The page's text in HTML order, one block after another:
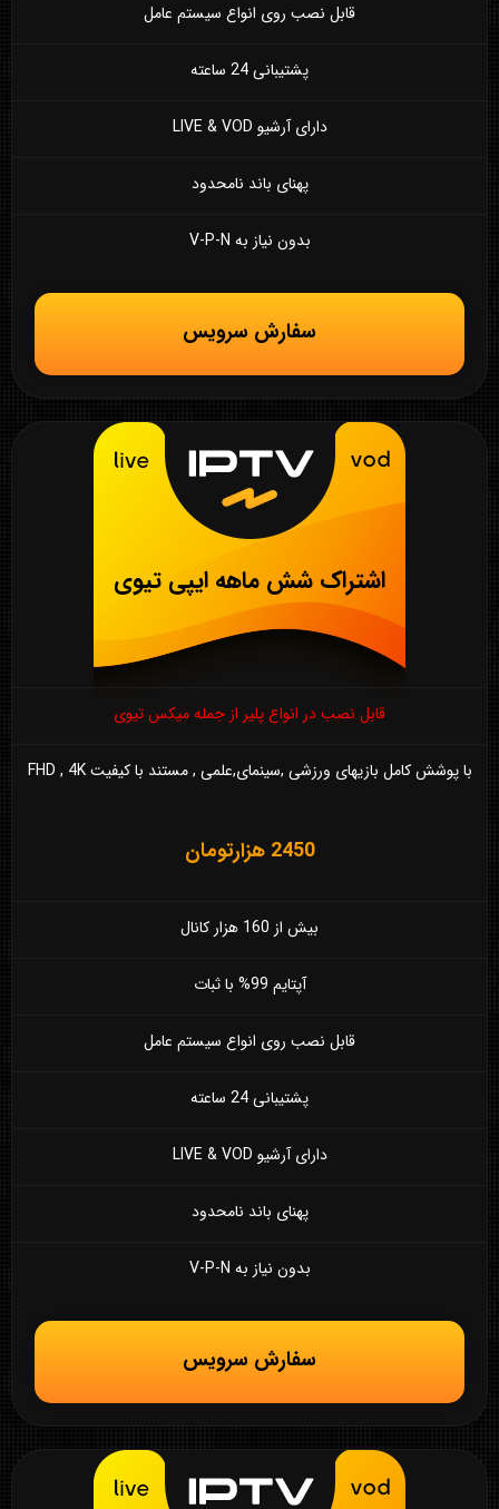
قابل نصب روی انواع سیستم عامل
پشتیبانی 24 ساعته
دارای آرشیو LIVE & VOD
پهنای باند نامحدود
بدون نیاز به V-P-N
سفارش سرویس
اشتراک شش ماهه ایپی تیوی
قابل نصب در انواع پلیر از جمله میکس تیوی
با پوشش کامل بازیهای ورزشی ,سینمای,علمی , مستند با کیفیت FHD , 4K
2450 هزارتومان
بیش از 160 هزار کانال
آپتایم 99% با ثبات
قابل نصب روی انواع سیستم عامل
پشتیبانی 24 ساعته
دارای آرشیو LIVE & VOD
پهنای باند نامحدود
بدون نیاز به V-P-N
سفارش سرویس